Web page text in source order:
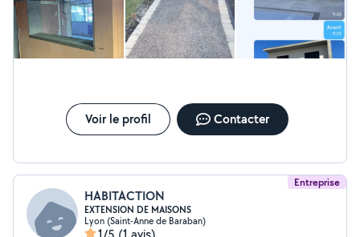
Voir le profil Contacter
Entreprise
HABITACTION
EXTENSION DE MAISONS
Lyon (Saint-Anne de Baraban)